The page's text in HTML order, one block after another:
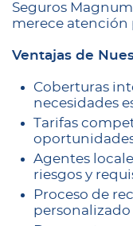
Seguros
merece atención
Ventajas de
Coberturas
necesidades
Tarifas
Agentes
riesgos y
Proceso de